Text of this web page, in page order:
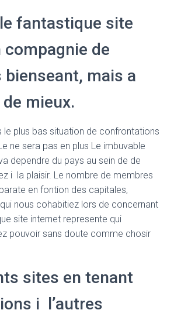
fantastique site
de
bienseant, mais a
de mieux.
le plus bas situation de confrontations
ne sera pas en plus Le imbuvable
dependre du pays au sein de de
i la plaisir. Le nombre de membres
en fontion des capitales,
nous cohabitiez lors de concernant
site internet represente qui
pouvoir sans doute comme chosir
sites en tenant
i l’autres